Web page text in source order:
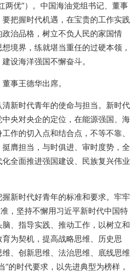
两优”）。中国海油党组书记、董事
把握时代机遇，在宝贵的工作实践
治品格，树立不负人民的家国情
境界，练就堪当重任的过硬本领，
设海洋强国不懈奋斗。
事王德华出席。
新时代青年的使命与担当。新时代
央对央企的定位，在能源强国、海
作的切入点和结合点，不等不靠、
膺担当，与时俱进、审时度势，全
全面推进强国建设、民族复兴伟业
新时代好青年的标准和要求。牢牢
，坚持不懈用习近平新时代中国特
、指导实践、推动工作，以树立和
为契机，提高战略思维、历史思
、创新思维、法治思维、底线思维
”的时代要求，以先进典型为榜样，